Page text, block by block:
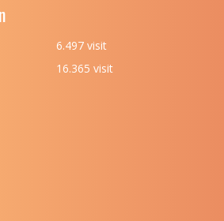
JAKARTA
NASIONAL
JAWA TIMUR
NASIONAL
6.497 visit
16.365 visit